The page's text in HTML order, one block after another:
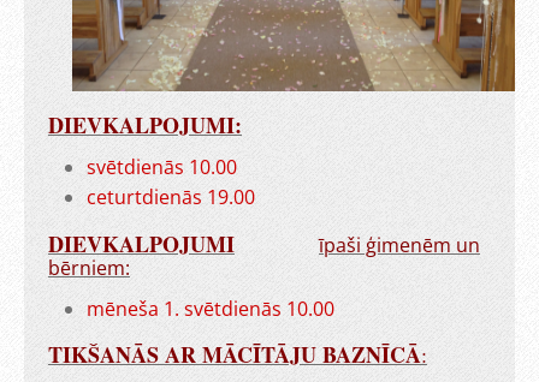
DIEVKALPOJUMI:
svētdienās 10.00
ceturtdienās 19.00
DIEVKALPOJUMI
īpaši ģimenēm un
bērniem:
mēneša 1. svētdienās 10.00
TIKŠANĀS AR MĀCĪTĀJU BAZNĪCĀ: